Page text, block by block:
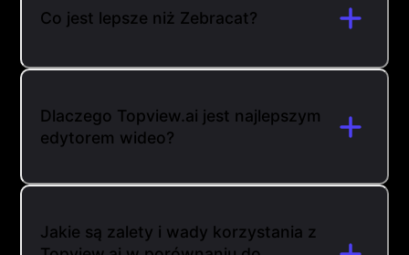
Co jest lepsze niż Zebracat?
Dlaczego Topview.ai jest najlepszym
edytorem wideo?
Jakie są zalety i wady korzystania z